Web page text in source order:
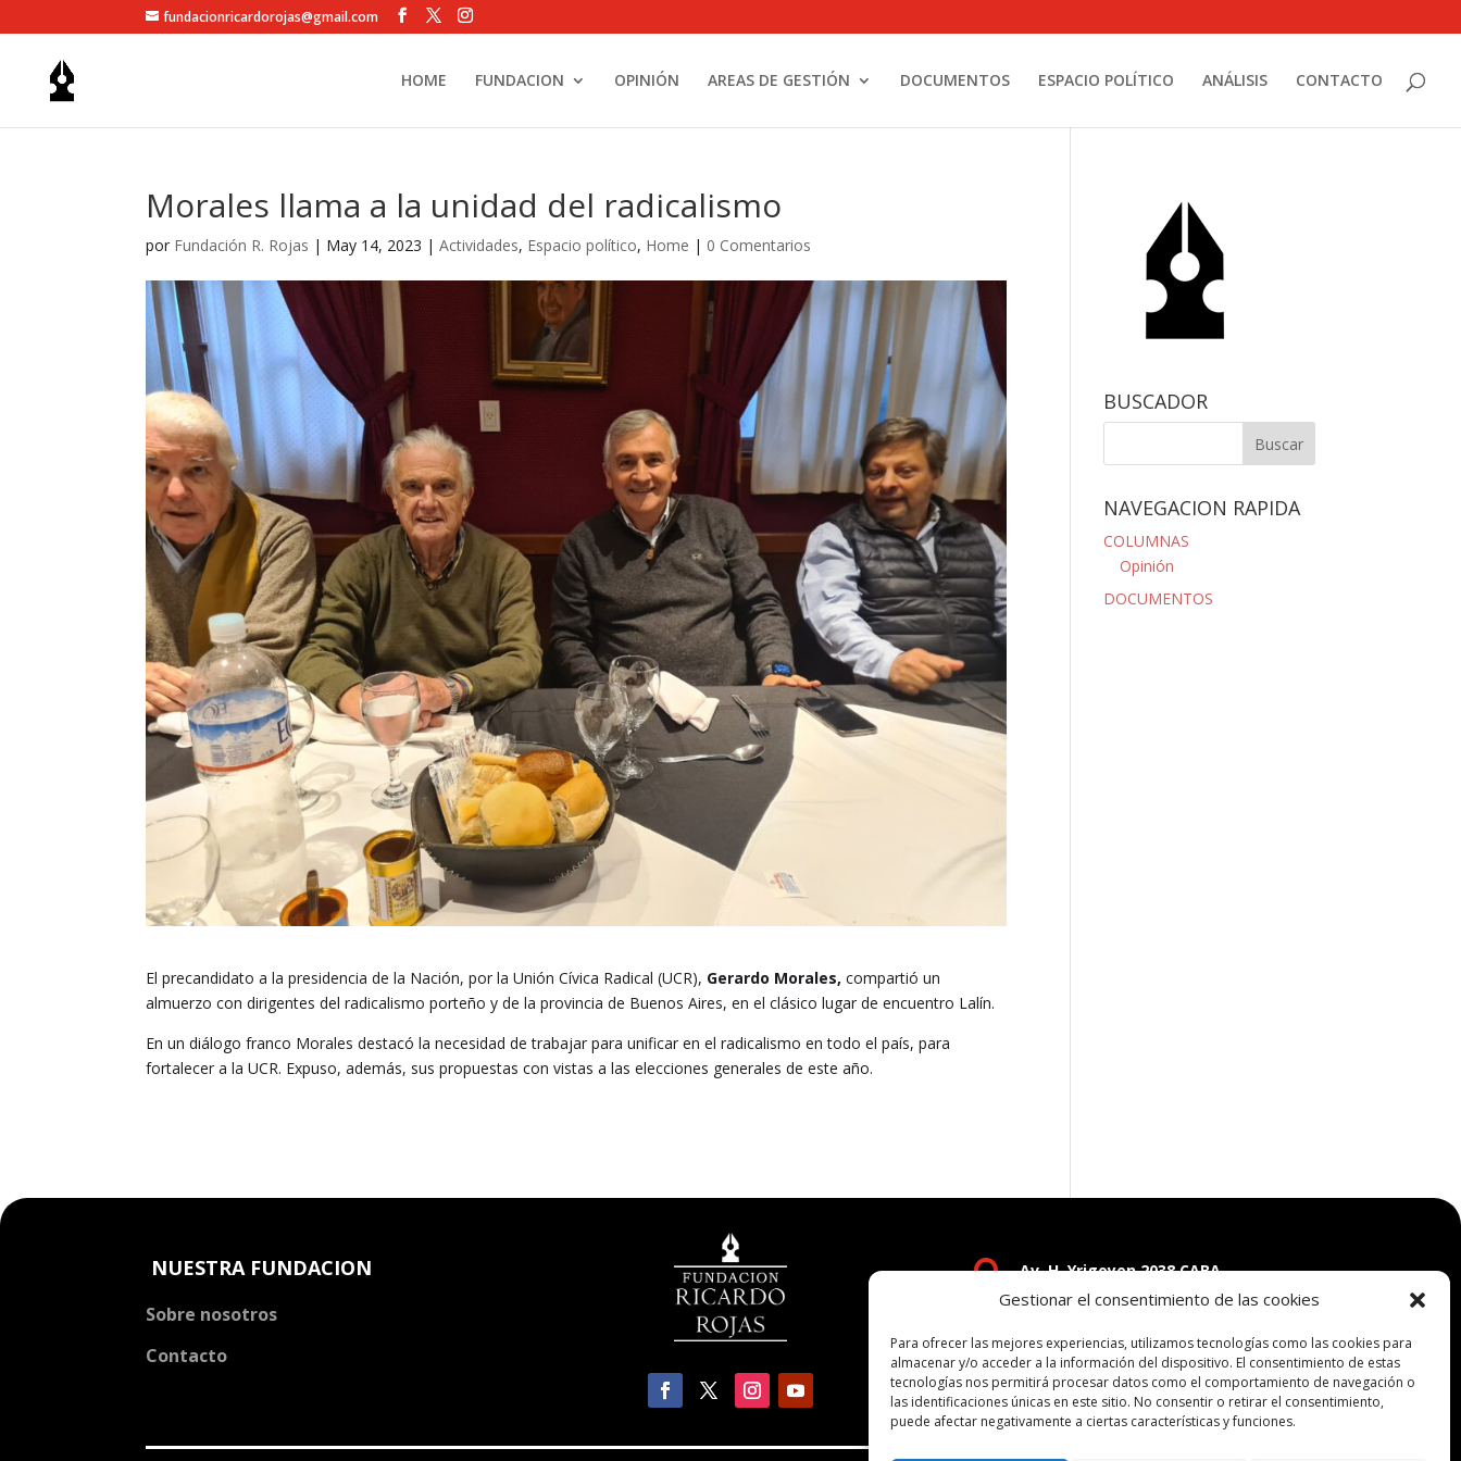
Gestionar el consentimiento de las cookies
Para ofrecer las mejores experiencias, utilizamos tecnologías como las cookies para
almacenar y/o acceder a la información del dispositivo. El consentimiento de estas
tecnologías nos permitirá procesar datos como el comportamiento de navegación o
las identificaciones únicas en este sitio. No consentir o retirar el consentimiento,
puede afectar negativamente a ciertas características y funciones.
fundacionricardorojas@gmail.com
HOME FUNDACION OPINIÓN AREAS DE GESTIÓN DOCUMENTOS ESPACIO POLÍTICO ANÁLISIS CONTACTO
Morales llama a la unidad del radicalismo
por Fundación R. Rojas | May 14, 2023 |Actividades, Espacio político, Home | 0 Comentarios
El precandidato a la presidencia de la Nación, por la Unión Cívica Radical (UCR), Gerardo Morales, compartió un
almuerzo con dirigentes del radicalismo porteño y de la provincia de Buenos Aires, en el clásico lugar de encuentro Lalín.
En un diálogo franco Morales destacó la necesidad de trabajar para unificar en el radicalismo en todo el país, para
fortalecer a la UCR. Expuso, además, sus propuestas con vistas a las elecciones generales de este año.
BUSCADOR
NAVEGACION RAPIDA
COLUMNAS
Opinión
DOCUMENTOS
NUESTRA FUNDACION
Sobre nosotros
Contacto
 Av. H. Yrigoyen 2038 CABA